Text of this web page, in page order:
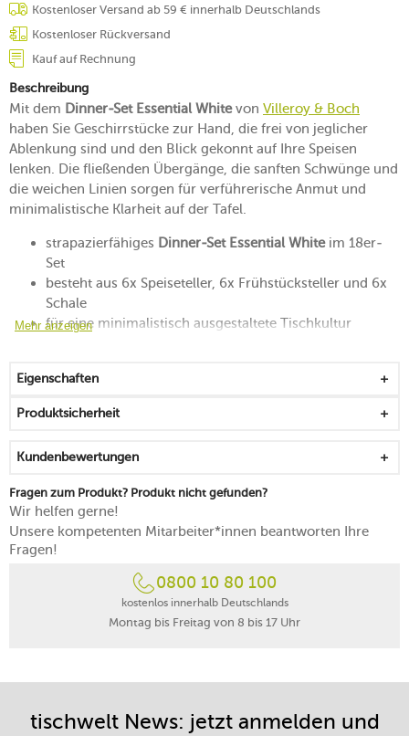
Kostenloser Versand ab 59 € innerhalb Deutschlands
Kostenloser Rückversand
Kauf auf Rechnung
Beschreibung
Mit dem Dinner-Set Essential Whitevon Villeroy & Boch
haben Sie Geschirrstücke zur Hand, die frei von jeglicher
Ablenkung sind und den Blick gekonnt auf Ihre Speisen
lenken. Die fließenden Übergänge, die sanften Schwünge und
die weichen Linien sorgen für verführerische Anmut und
minimalistische Klarheit auf der Tafel.
strapazierfähiges Dinner-Set Essential Whiteim 18er-
Set
besteht aus 6x Speiseteller, 6x Frühstücksteller und 6x
Schale
für eine minimalistisch ausgestaltete Tischkultur
mikrowellengeeignet
spülmaschinengeeignet
Mehr anzeigen
Eigenschaften
Produktsicherheit
Kundenbewertungen
Fragen zum Produkt? Produkt nicht gefunden?
Wir helfen gerne!
Unsere kompetenten Mitarbeiter*innen beantworten Ihre
Fragen!
0800 10 80 100
kostenlos innerhalb Deutschlands
Montag bis Freitag von 8 bis 17 Uhr
tischwelt News: jetzt anmelden und